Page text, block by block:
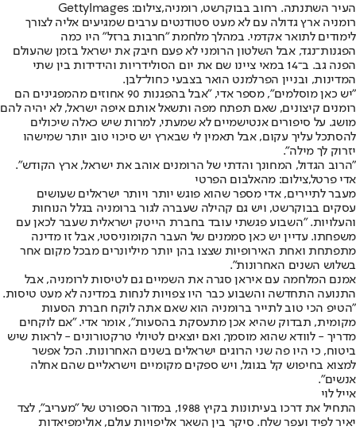
העיר השתנתה. רחוב בבוקרשט, רומניה,צילום: GettyImages
רומניה ארץ גדולה עם לא מעט סטודנטים ערבים שמגיעים אליה לצורך
לימודים לתואר אקדמי. במהלך מלחמת "חרבות ברזל" היו כמה
הפגנות־נגד, אבל השלטון הרומני לא פעם חיבק את ישראל בזמן שהעולם
הפנה גב. ב־14 במאי ציינו שם את יום הסולידריות והידידות בין שתי
המדינות, ובניין הפרלמנט הואר בצבעי כחול־לבן.
"יש כאן מוסלמים", מספר אדי, "אבל בהפגנות 90 אחוזים מהמפגינים הם
רומנים קיצונים, שאם תפתח מפה ותשאל אותם איפה ישראל, לא יהיה להם
מושג. על סיפורים אנטישמיים לא שמעתי, למרות שיש כאלה שיכולים
להסתכל עליך עקום, אבל תאמין לי שבארץ יש סיכוי טוב יותר שמישהו
יזרוק לך מילה".
"הרוב הגדול, המחונך והדתי של הרומנים אוהב את ישראל, ארץ הקודש".
אדי פרטל,צילום: מהאלבום הפרטי
מעבר לתיירים, אדי מספר שהוא פוגש יותר ויותר ישראלים שעושים
עסקים בבוקרשט, ויש גם קהילה שעברה לגור ברומניה בגלל הנוחות
והעלויות. "השבוע פגשתי עובד בחברת הייטק ישראלית שעבר לכאן עם
משפחתו. עדיין יש כאן סממנים של העבר הקומוניסטי, אבל זו מדינה
מתפתחת ואחת האירופיות שצצו בהן יותר מיליונרים מבכל מקום אחר
בשלוש השנים האחרונות".
אמנם המלחמה עם איראן סגרה את השמיים גם לטיסות לרומניה, אבל
התנועה התחדשה והשבוע כבר היו צפויות לנחות במדינה לא מעט טיסות.
"הטיפ הכי טוב לתייר ברומניה הוא שאם אתה לוקח חברת הסעות
מקומית, תבדוק שהיא אכן מתעסקת בהסעות", אומר אדי. "אם לוקחים
מדריך - לוודא שהוא מוסמך, ואם יוצאים לטיולי טרקטורונים - לראות שיש
ביטוח, כי היו פה שני הרוגים ישראלים בשנים האחרונות. הכל אפשר
למצוא בחיפוש קל בגוגל, ויש ספקים מקומיים וישראליים שהם אחלה
אנשים".
אייל לוי
התחיל את דרכו בעיתונות בקיץ 1988, במדור הספורט של "מעריב", לצד
יאיר לפיד ועפר שלח. סיקר בין השאר אליפויות עולם, אולימפיאדות